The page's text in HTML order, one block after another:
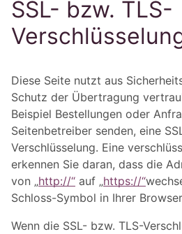
SSL- bzw. TLS-
Diese Seite nutzt aus
Schutz der Übertragung
Beispiel Bestellungen oder
Seitenbetreiber senden, eine
Verschlüsselung. Eine
erkennen Sie daran, dass die
von „http://“ auf „https://“
Schloss-Symbol in Ihrer
Wenn die SSL- bzw. TLS-